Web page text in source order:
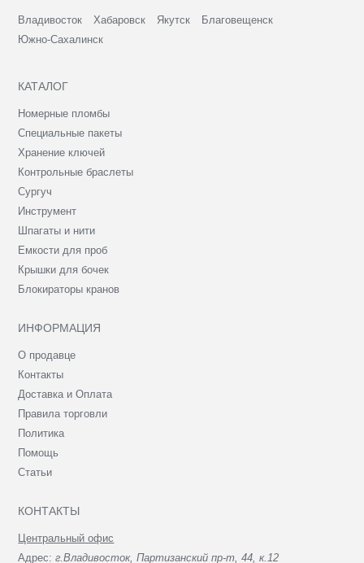
Владивосток Хабаровск Якутск
Благовещенск
Южно-Сахалинск
КАТАЛОГ
Номерные пломбы
Специальные пакеты
Хранение ключей
Контрольные браслеты
Сургуч
Инструмент
Шпагаты и нити
Емкости для проб
Крышки для бочек
Блокираторы кранов
ИНФОРМАЦИЯ
О продавце
Контакты
Доставка и Оплата
Правила торговли
Политика
Помощь
Статьи
КОНТАКТЫ
Центральный офис
Адрес:г.Владивосток, Партизанский пр-т, 44, к.12